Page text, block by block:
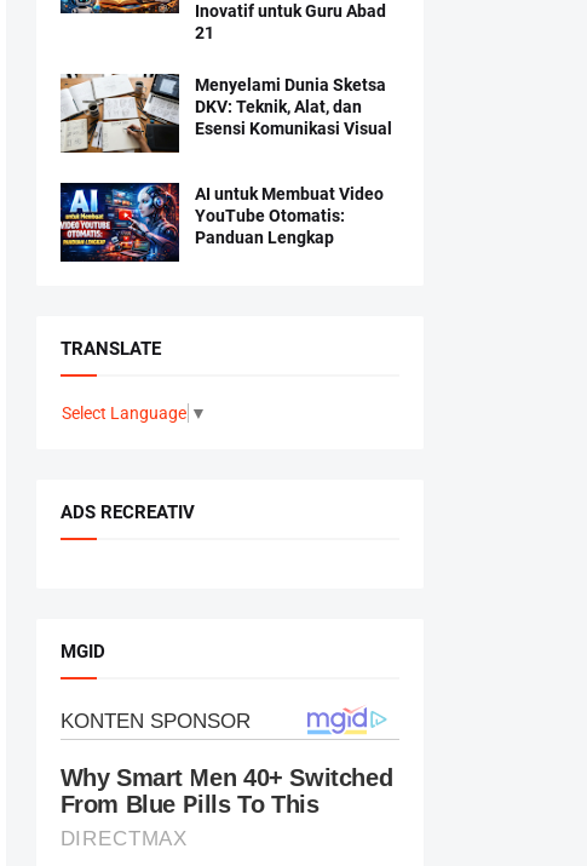
Inovatif untuk Guru Abad
21
Menyelami Dunia Sketsa
DKV: Teknik, Alat, dan
Esensi Komunikasi Visual
AI untuk Membuat Video
YouTube Otomatis:
Panduan Lengkap
TRANSLATE
Select Language ▼
ADS RECREATIV
MGID